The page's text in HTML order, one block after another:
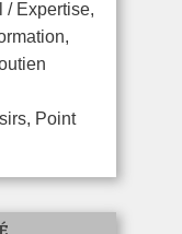
/ Expertise,
Point